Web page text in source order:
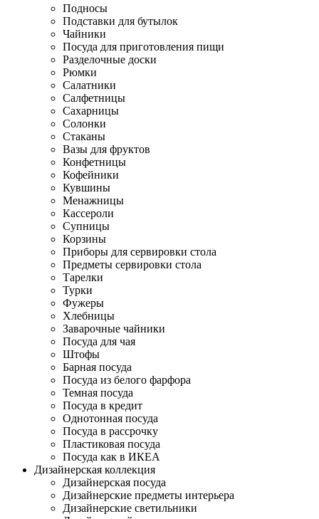
Подносы
Подставки для бутылок
Чайники
Посуда для приготовления пищи
Разделочные доски
Рюмки
Салатники
Салфетницы
Сахарницы
Солонки
Стаканы
Вазы для фруктов
Конфетницы
Кофейники
Кувшины
Менажницы
Кассероли
Супницы
Корзины
Приборы для сервировки стола
Предметы сервировки стола
Тарелки
Турки
Фужеры
Хлебницы
Заварочные чайники
Посуда для чая
Штофы
Барная посуда
Посуда из белого фарфора
Темная посуда
Посуда в кредит
Однотонная посуда
Посуда в рассрочку
Пластиковая посуда
Посуда как в ИКЕА
Дизайнерская коллекция
Дизайнерская посуда
Дизайнерские предметы интерьера
Дизайнерские светильники